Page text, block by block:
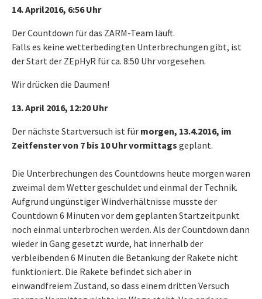
14. April2016, 6:56 Uhr
Der Countdown für das ZARM-Team läuft.
Falls es keine wetterbedingten Unterbrechungen gibt, ist
der Start der ZEpHyR für ca. 8:50 Uhr vorgesehen.
Wir drücken die Daumen!
13. April 2016, 12:20 Uhr
Der nächste Startversuch ist für morgen, 13.4.2016, im
Zeitfenster von 7 bis 10 Uhrvormittags geplant.
Die Unterbrechungen des Countdowns heute morgen waren
zweimal dem Wetter geschuldet und einmal der Technik.
Aufgrund ungünstiger Windverhältnisse musste der
Countdown 6 Minuten vor dem geplanten Startzeitpunkt
noch einmal unterbrochen werden. Als der Countdown dann
wieder in Gang gesetzt wurde, hat innerhalb der
verbleibenden 6 Minuten die Betankung der Rakete nicht
funktioniert. Die Rakete befindet sich aber in
einwandfreiem Zustand, so dass einem dritten Versuch